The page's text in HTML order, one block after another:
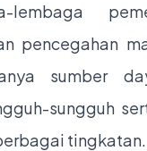
pencegahan
sumber
sungguh
tingkatan.